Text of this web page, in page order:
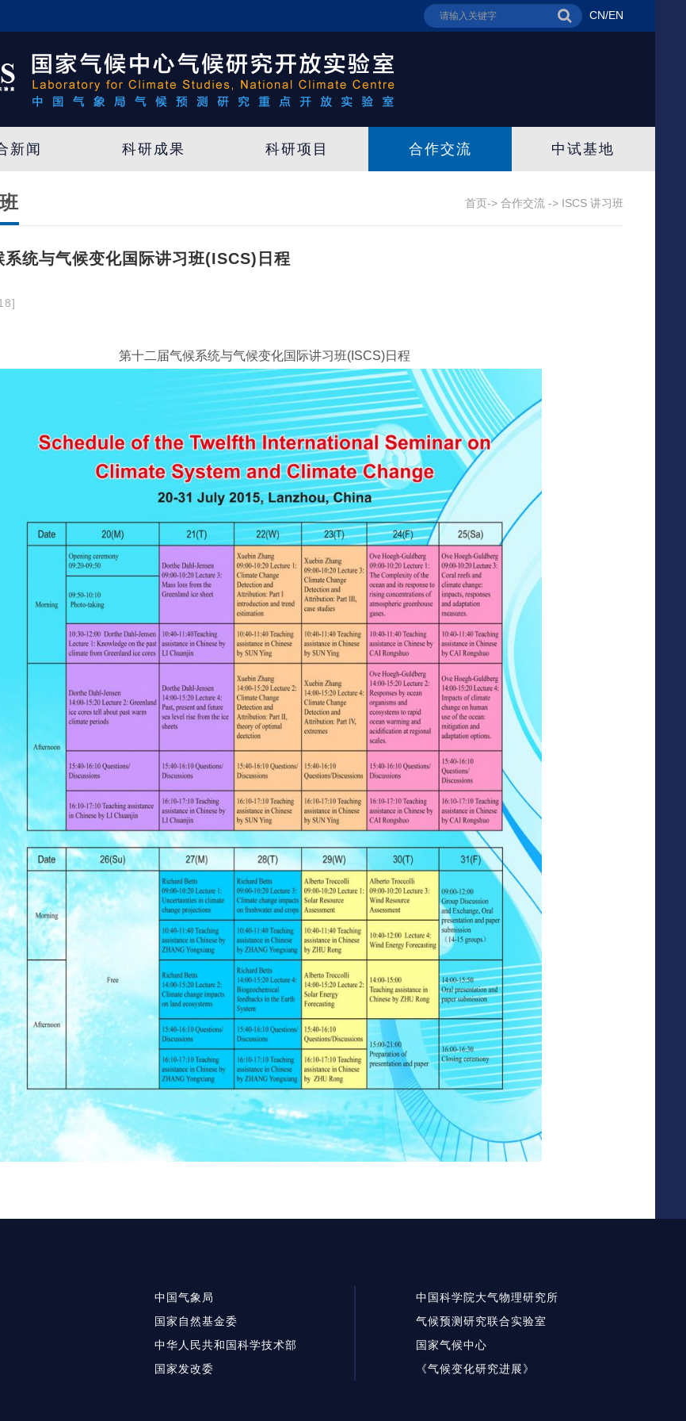
CN/EN
新闻 科研成果 科研项目 合作交流 中试基地
首页-> 合作交流 -> ISCS 讲习班
系统与气候变化国际讲习班(ISCS)日程
第十二届气候系统与气候变化国际讲习班(ISCS)日程
中国气象局
国家自然基金委
中华人民共和国科学技术部
国家发改委
中国科学院大气物理研究所
气候预测研究联合实验室
国家气候中心
《气候变化研究进展》